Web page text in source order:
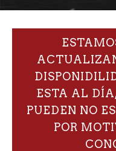
ESTA AL
PUEDEN NO
POR